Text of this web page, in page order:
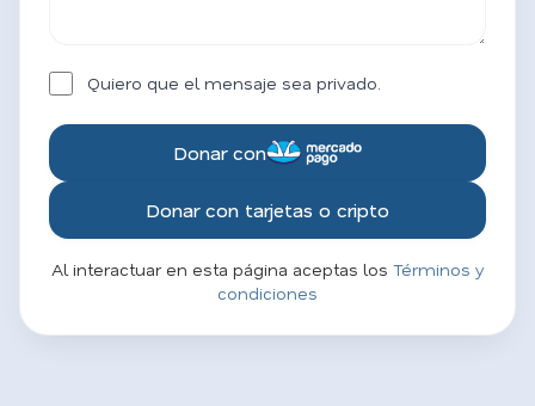
Quiero que el mensaje sea privado.
Donar con
Donar con tarjetas o cripto
Al interactuar en esta página aceptas los Términos y
condiciones